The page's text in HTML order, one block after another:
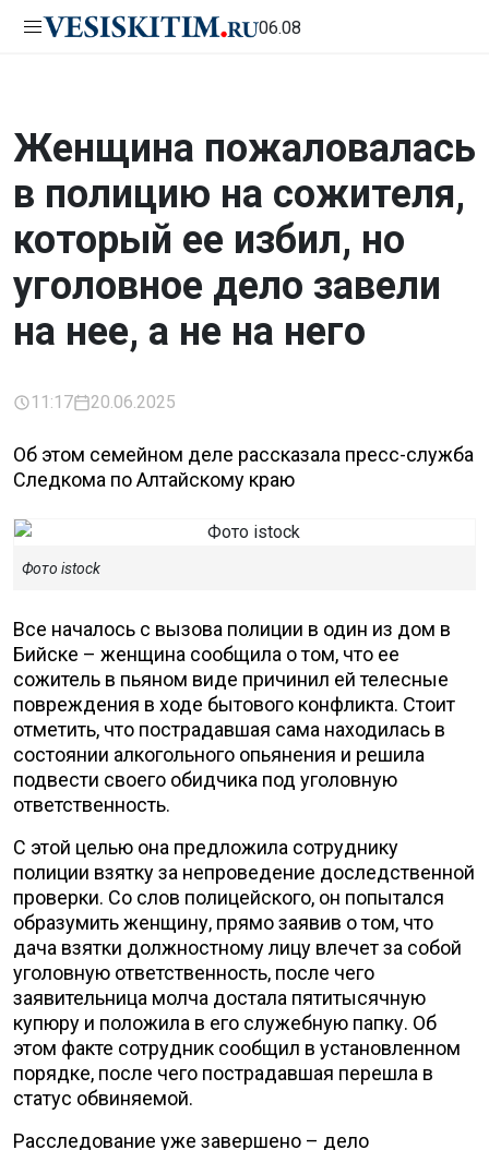
06.08
Женщина пожаловалась
в полицию на сожителя,
который ее избил, но
уголовное дело завели
на нее, а не на него
11:17 20.06.2025
Об этом семейном деле рассказала пресс-служба
Следкома по Алтайскому краю
Фото istock
Все началось с вызова полиции в один из дом в
Бийске – женщина сообщила о том, что ее
сожитель в пьяном виде причинил ей телесные
повреждения в ходе бытового конфликта. Стоит
отметить, что пострадавшая сама находилась в
состоянии алкогольного опьянения и решила
подвести своего обидчика под уголовную
ответственность.
С этой целью она предложила сотруднику
полиции взятку за непроведение доследственной
проверки. Со слов полицейского, он попытался
образумить женщину, прямо заявив о том, что
дача взятки должностному лицу влечет за собой
уголовную ответственность, после чего
заявительница молча достала пятитысячную
купюру и положила в его служебную папку. Об
этом факте сотрудник сообщил в установленном
порядке, после чего пострадавшая перешла в
статус обвиняемой.
Расследование уже завершено – дело